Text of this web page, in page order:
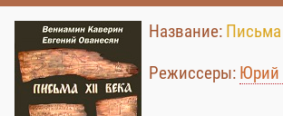
Название: Письма
Режиссеры: Юрий